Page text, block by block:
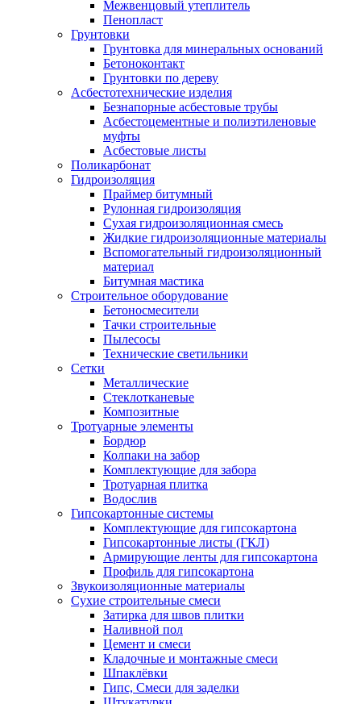
Межвенцовый утеплитель
Пенопласт
Грунтовки
Грунтовка для минеральных оснований
Бетоноконтакт
Грунтовки по дереву
Асбестотехнические изделия
Безнапорные асбестовые трубы
Асбестоцементные и полиэтиленовые
муфты
Асбестовые листы
Поликарбонат
Гидроизоляция
Праймер битумный
Рулонная гидроизоляция
Сухая гидроизоляционная смесь
Жидкие гидроизоляционные материалы
Вспомогательный гидроизоляционный
материал
Битумная мастика
Строительное оборудование
Бетоносмесители
Тачки строительные
Пылесосы
Технические светильники
Сетки
Металлические
Стеклотканевые
Композитные
Тротуарные элементы
Бордюр
Колпаки на забор
Комплектующие для забора
Тротуарная плитка
Водослив
Гипсокартонные системы
Комплектующие для гипсокартона
Гипсокартонные листы (ГКЛ)
Армирующие ленты для гипсокартона
Профиль для гипсокартона
Звукоизоляционные материалы
Сухие строительные смеси
Затирка для швов плитки
Наливной пол
Цемент и смеси
Кладочные и монтажные смеси
Шпаклёвки
Гипс, Смеси для заделки